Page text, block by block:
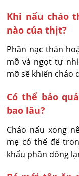
Khi nấu cháo
nào của thịt?
Phần nạc thăn
mỡ và ngọt tự
mỡ sẽ khiến cháo
Có thể bảo
bao lâu?
Cháo nấu xong
mẹ có thể để
khẩu phần đông